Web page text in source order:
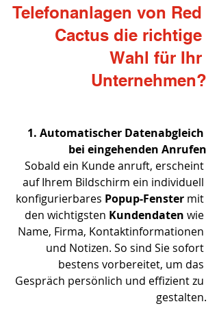
Telefonanlagen von Red
Cactus die richtige
Wahl für Ihr
Unternehmen?
1. Automatischer Datenabgleich
bei eingehenden Anrufen
Sobald ein Kunde anruft, erscheint
auf Ihrem Bildschirm ein individuell
konfigurierbares Popup-Fenster mit
den wichtigsten Kundendaten wie
Name, Firma, Kontaktinformationen
und Notizen. So sind Sie sofort
bestens vorbereitet, um das
Gespräch persönlich und effizient zu
gestalten.